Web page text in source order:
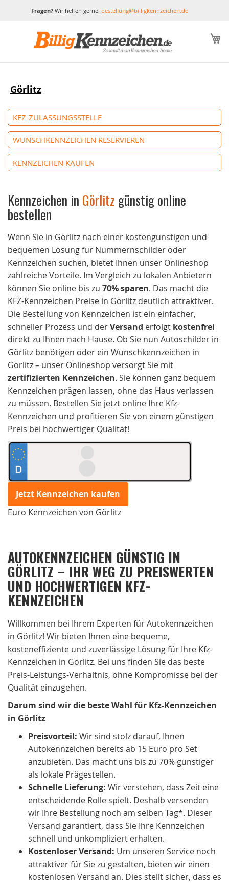
Fragen?Wir helfen gerne: bestellung@billigkennzeichen.de
Görlitz
KFZ-ZULASSUNGSSTELLE
WUNSCHKENNZEICHEN RESERVIEREN
KENNZEICHEN KAUFEN
Kennzeichen inGörlitzgünstig online
bestellen
Wenn Sie in Görlitz nach einer kostengünstigen und
bequemen Lösung für Nummernschilder oder
Kennzeichen suchen, bietet Ihnen unser Onlineshop
zahlreiche Vorteile. Im Vergleich zu lokalen Anbietern
können Sie online bis zu 70% sparen. Das macht die
KFZ-Kennzeichen Preise in Görlitz deutlich attraktiver.
Die Bestellung von Kennzeichen ist ein einfacher,
schneller Prozess und derVersand erfolgt kostenfrei
direkt zu Ihnen nach Hause. Ob Sie nun Autoschilder in
Görlitz benötigen oder ein Wunschkennzeichen in
Görlitz – unser Onlineshop versorgt Sie mit
zertifizierten Kennzeichen. Sie können ganz bequem
Kennzeichen prägen lassen, ohne das Haus verlassen
zu müssen. Bestellen Sie jetzt online Ihre Kfz-
Kennzeichen und profitieren Sie von einem günstigen
Preis bei hochwertiger Qualität!
Jetzt Kennzeichen kaufen
Euro Kennzeichen von Görlitz
AUTOKENNZEICHEN GÜNSTIG IN
GÖRLITZ – IHR WEG ZU PREISWERTEN
UND HOCHWERTIGEN KFZ-
KENNZEICHEN
Willkommen bei Ihrem Experten für Autokennzeichen
in Görlitz! Wir bieten Ihnen eine bequeme,
kosteneffiziente und zuverlässige Lösung für Ihre Kfz-
Kennzeichen in Görlitz. Bei uns finden Sie das beste
Preis-Leistungs-Verhältnis, ohne Kompromisse bei der
Qualität einzugehen.
Darum sind wir die beste Wahl für Kfz-Kennzeichen
in Görlitz
Preisvorteil: Wir sind stolz darauf, Ihnen
Autokennzeichen bereits ab 15 Euro pro Set
anzubieten. Das macht uns bis zu 70% günstiger
als lokale Prägestellen.
Schnelle Lieferung: Wir verstehen, dass Zeit eine
entscheidende Rolle spielt. Deshalb versenden
wir Ihre Bestellung noch am selben Tag*. Dieser
Versand garantiert, dass Sie Ihre Kennzeichen
schnell und unkompliziert erhalten.
Kostenloser Versand: Um unseren Service noch
attraktiver für Sie zu gestalten, bieten wir einen
kostenlosen Versand an. Dies stellt sicher, dass es